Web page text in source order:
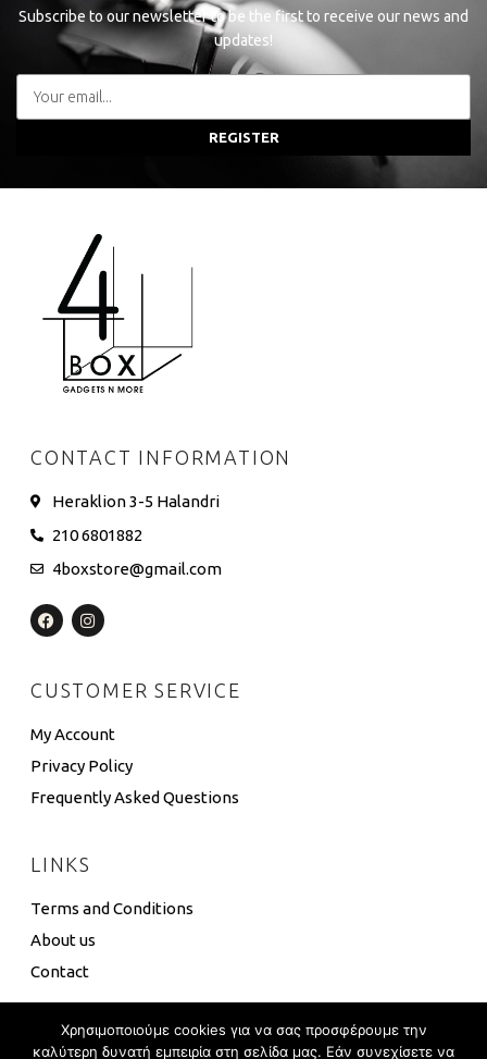
Subscribe to our newsletter to be the first to receive our news and
updates!
REGISTER
CONTACT INFORMATION
Heraklion 3-5 Halandri
210 6801882
4boxstore@gmail.com
CUSTOMER SERVICE
My Account
Privacy Policy
Frequently Asked Questions
LINKS
Terms and Conditions
About us
Contact
Χρησιμοποιούμε cookies για να σας προσφέρουμε την
καλύτερη δυνατή εμπειρία στη σελίδα μας. Εάν συνεχίσετε να